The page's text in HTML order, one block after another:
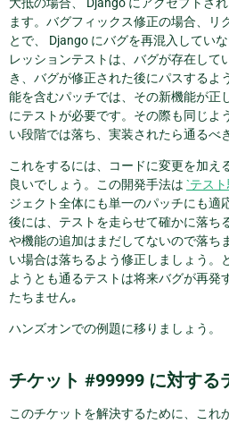
大抵の場合、 Django にアクセプトさ
ます。バグフィックス修正の場合、リ
とで、 Django にバグを再混入してい
レッションテストは、バグが存在して
き、バグが修正された後にパスするよ
能を含むパッチでは、その新機能が正
にテストが必要です。その際も同じよ
い段階では落ち、実装されたら通るべ
これをするには、コードに変更を加え
良いでしょう。この開発手法は `テスト
ジェクト全体にも単一のパッチにも適
後には、テストを走らせて確かに落ち
や機能の追加はまだしてないので落ち
い場合は落ちるよう修正しましょう。
ようとも通るテストは将来バグが再発
たちません｡
ハンズオンでの例題に移りましょう。
チケット #99999 に対する
このチケットを解決するために、これ